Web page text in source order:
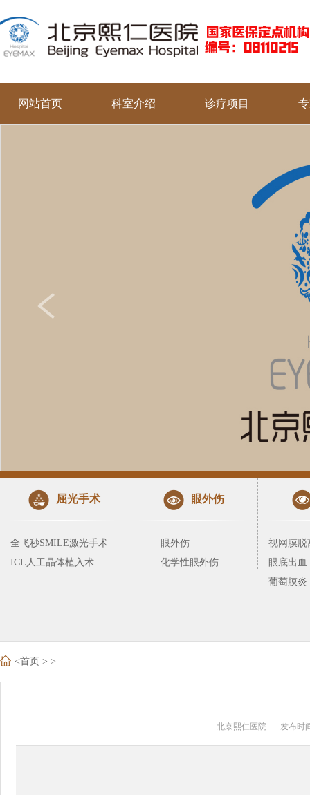
网站首页 科室介绍 诊疗项目
屈光手术
全飞秒SMILE激光手术
ICL人工晶体植入术
眼外伤
眼外伤
化学性眼外伤
视网膜脱
眼底出血
葡萄膜炎
<首页 > >
北京熙仁医院 发布时